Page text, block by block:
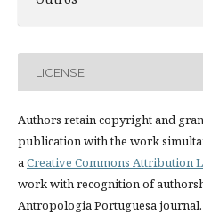
LICENSE
Authors retain copyright and
publication with the work
aCreative Commons Attribution
work with recognition of
Antropologia Portuguesa journal.